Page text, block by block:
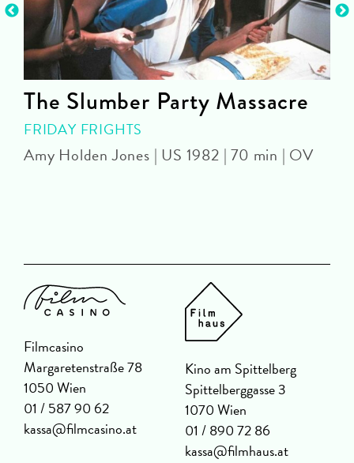
The Slumber Party Massacre
FRIDAY FRIGHTS
Amy Holden Jones | US 1982 | 70 min | OV
Filmcasino
Margaretenstraße 78
1050 Wien
01 / 587 90 62
kassa@filmcasino.at
Kino am Spittelberg
Spittelberggasse 3
1070 Wien
01 / 890 72 86
kassa@filmhaus.at